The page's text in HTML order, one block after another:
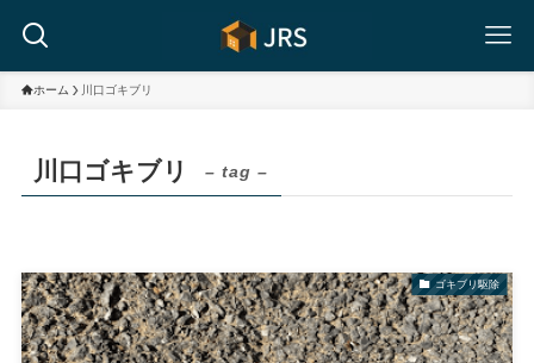
ホーム 川口ゴキブリ
川口ゴキブリ – tag –
ゴキブリ駆除